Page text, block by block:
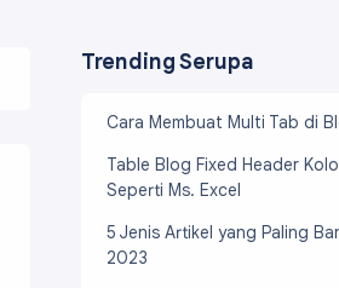
Trending Serupa
Cara Membuat Multi Tab di
Table Blog Fixed Header
Seperti Ms. Excel
5 Jenis Artikel yang Paling
2023